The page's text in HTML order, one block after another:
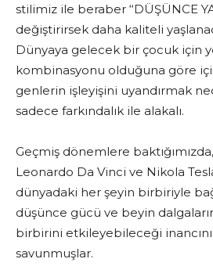
stilimiz ile beraber ‘‘DÜŞÜNCE
değiştirirsek daha kaliteli
Dünyaya gelecek bir çocuk için
kombinasyonu olduğuna göre
genlerin işleyişini uyandırmak
sadece farkındalık ile alakalı.
Geçmiş dönemlere
Leonardo Da Vinci ve Nikola
dünyadaki her şeyin birbiriyle
düşünce gücü ve beyin
birbirini etkileyebileceği
savunmuşlar.